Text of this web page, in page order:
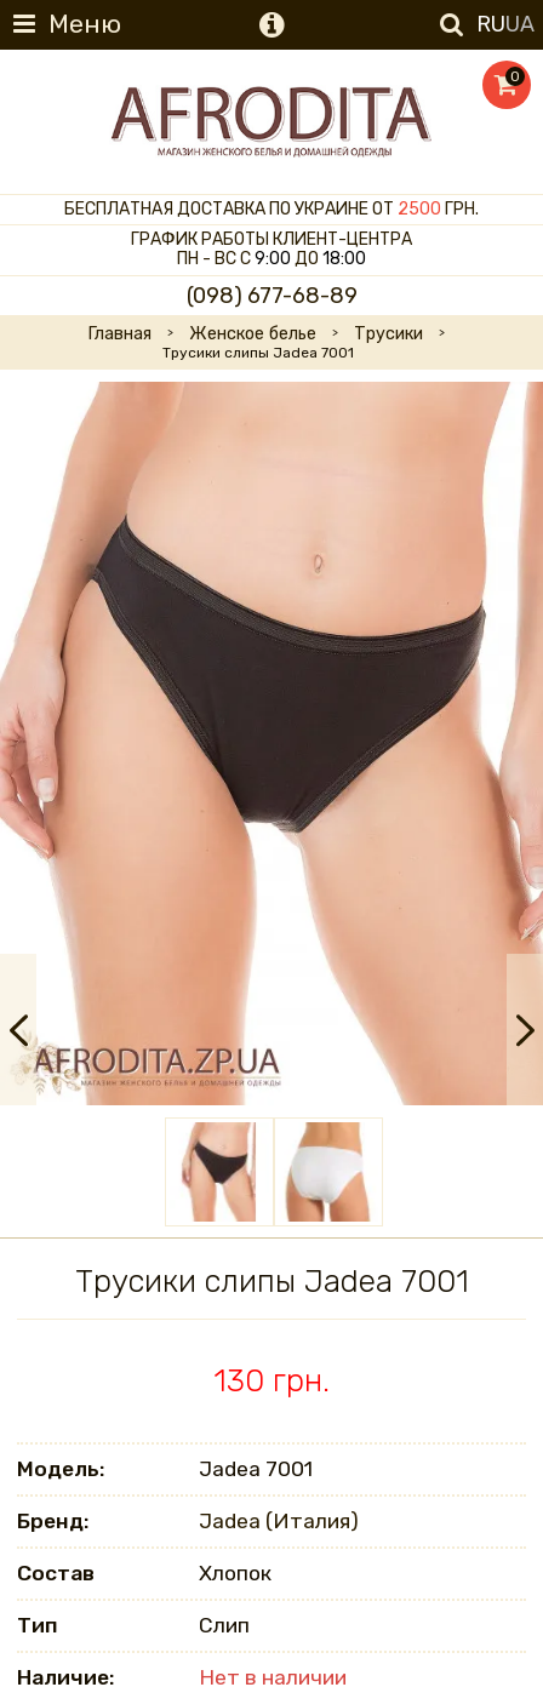
Меню RUUA
0
БЕСПЛАТНАЯ ДОСТАВКА ПО УКРАИНЕ ОТ 2500 ГРН.
ГРАФИК РАБОТЫ КЛИЕНТ-ЦЕНТРА
ПН - ВС С9:00 ДО 18:00
(098) 677-68-89
Главная Женское белье Трусики
Трусики слипы Jadea 7001
Трусики слипы Jadea 7001
130 грн.
Модель: Jadea 7001
Бренд: Jadea (Италия)
Состав Хлопок
Тип Слип
Наличие: Нет в наличии